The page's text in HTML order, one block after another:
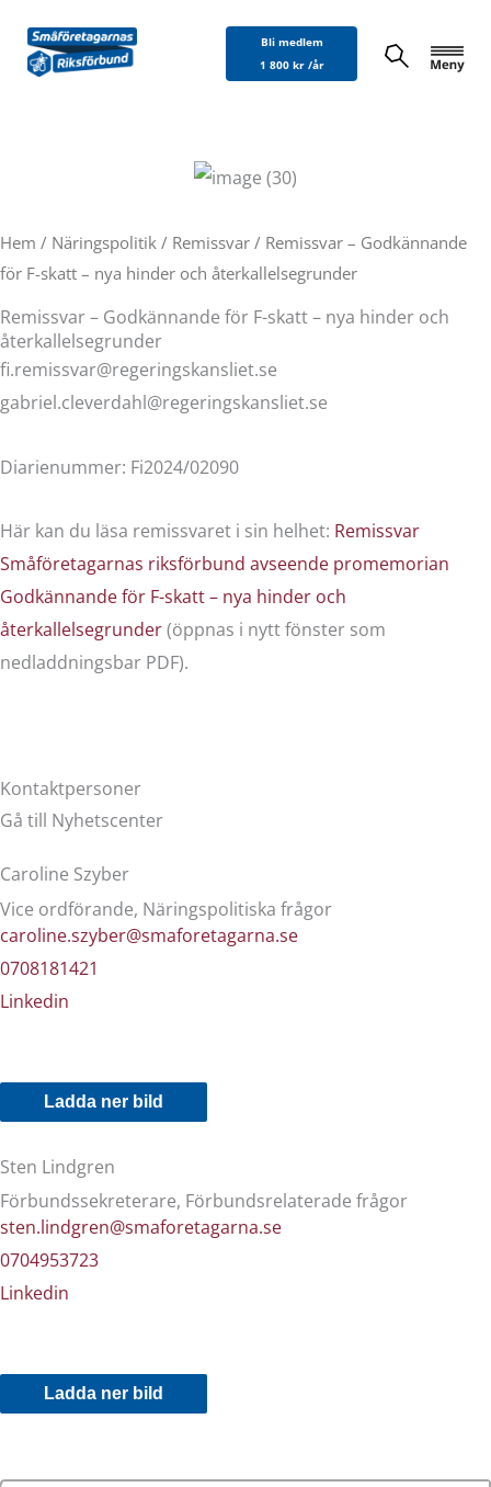
innehåll
Bli medlem
1 800 kr /år
Hem / Näringspolitik / Remissvar / Remissvar – Godkännande
för F-skatt – nya hinder och återkallelsegrunder
Remissvar – Godkännande för F-skatt – nya hinder och
återkallelsegrunder
fi.remissvar@regeringskansliet.se
gabriel.cleverdahl@regeringskansliet.se
Diarienummer: Fi2024/02090
Här kan du läsa remissvaret i sin helhet: Remissvar
Småföretagarnas riksförbund avseende promemorian
Godkännande för F-skatt – nya hinder och
återkallelsegrunder(öppnas i nytt fönster som
nedladdningsbar PDF).
Kontaktpersoner
Gå till Nyhetscenter
Caroline Szyber
Vice ordförande, Näringspolitiska frågor
caroline.szyber@smaforetagarna.se
0708181421
Linkedin
Ladda ner bild
Sten Lindgren
Förbundssekreterare, Förbundsrelaterade frågor
sten.lindgren@smaforetagarna.se
0704953723
Linkedin
Ladda ner bild